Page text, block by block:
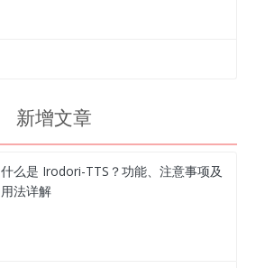
新增文章
什么是 Irodori-TTS？功能、注意事项及
用法详解